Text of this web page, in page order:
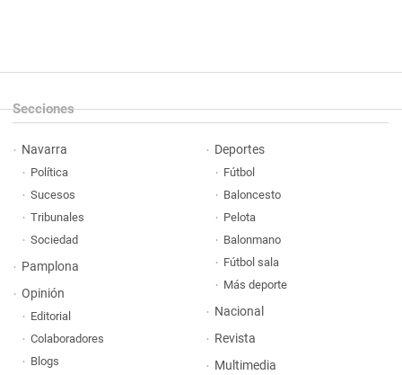
Secciones
Navarra
Política
Sucesos
Tribunales
Sociedad
Pamplona
Opinión
Editorial
Colaboradores
Blogs
Deportes
Fútbol
Baloncesto
Pelota
Balonmano
Fútbol sala
Más deporte
Nacional
Revista
Multimedia